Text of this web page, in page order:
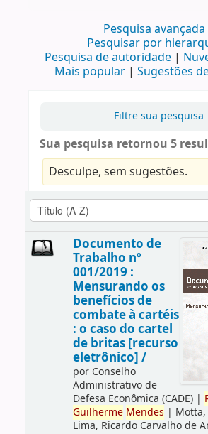
Pesquisa avançada
Pesquisar por
Pesquisa de autoridade
Mais popular
Sugestões
Filtre sua pesquisa
Sua pesquisa retornou 5
Desculpe, sem sugestões.
Documento de
Trabalho nº
001/2019 :
Mensurando os
benefícios de
combate à cartéis
: o caso do cartel
de britas [recurso
eletrônico] /
por Conselho
Administrativo de
Defesa Econômica (CADE)|
Guilherme Mendes | Motta,
Lima, Ricardo Carvalho de